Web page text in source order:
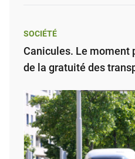
SOCIÉTÉ
Canicules. Le moment
de la gratuité des